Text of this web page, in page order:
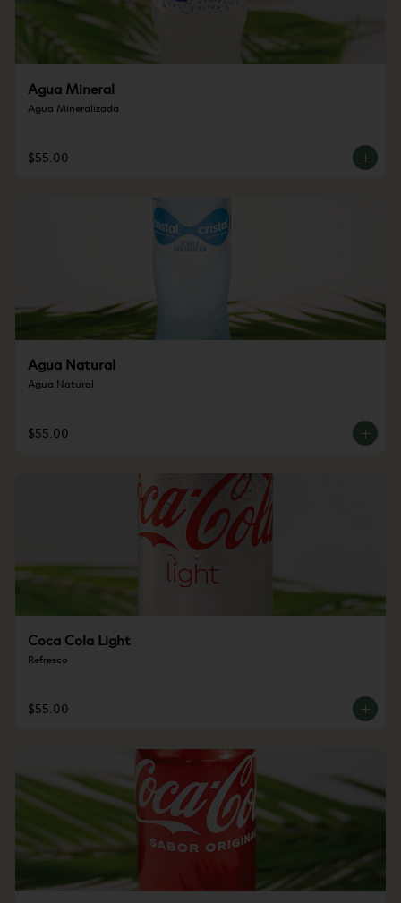
Agua Mineral
Agua Mineralizada
$55.00
Agua Natural
Agua Natural
$55.00
Coca Cola Light
Refresco
$55.00